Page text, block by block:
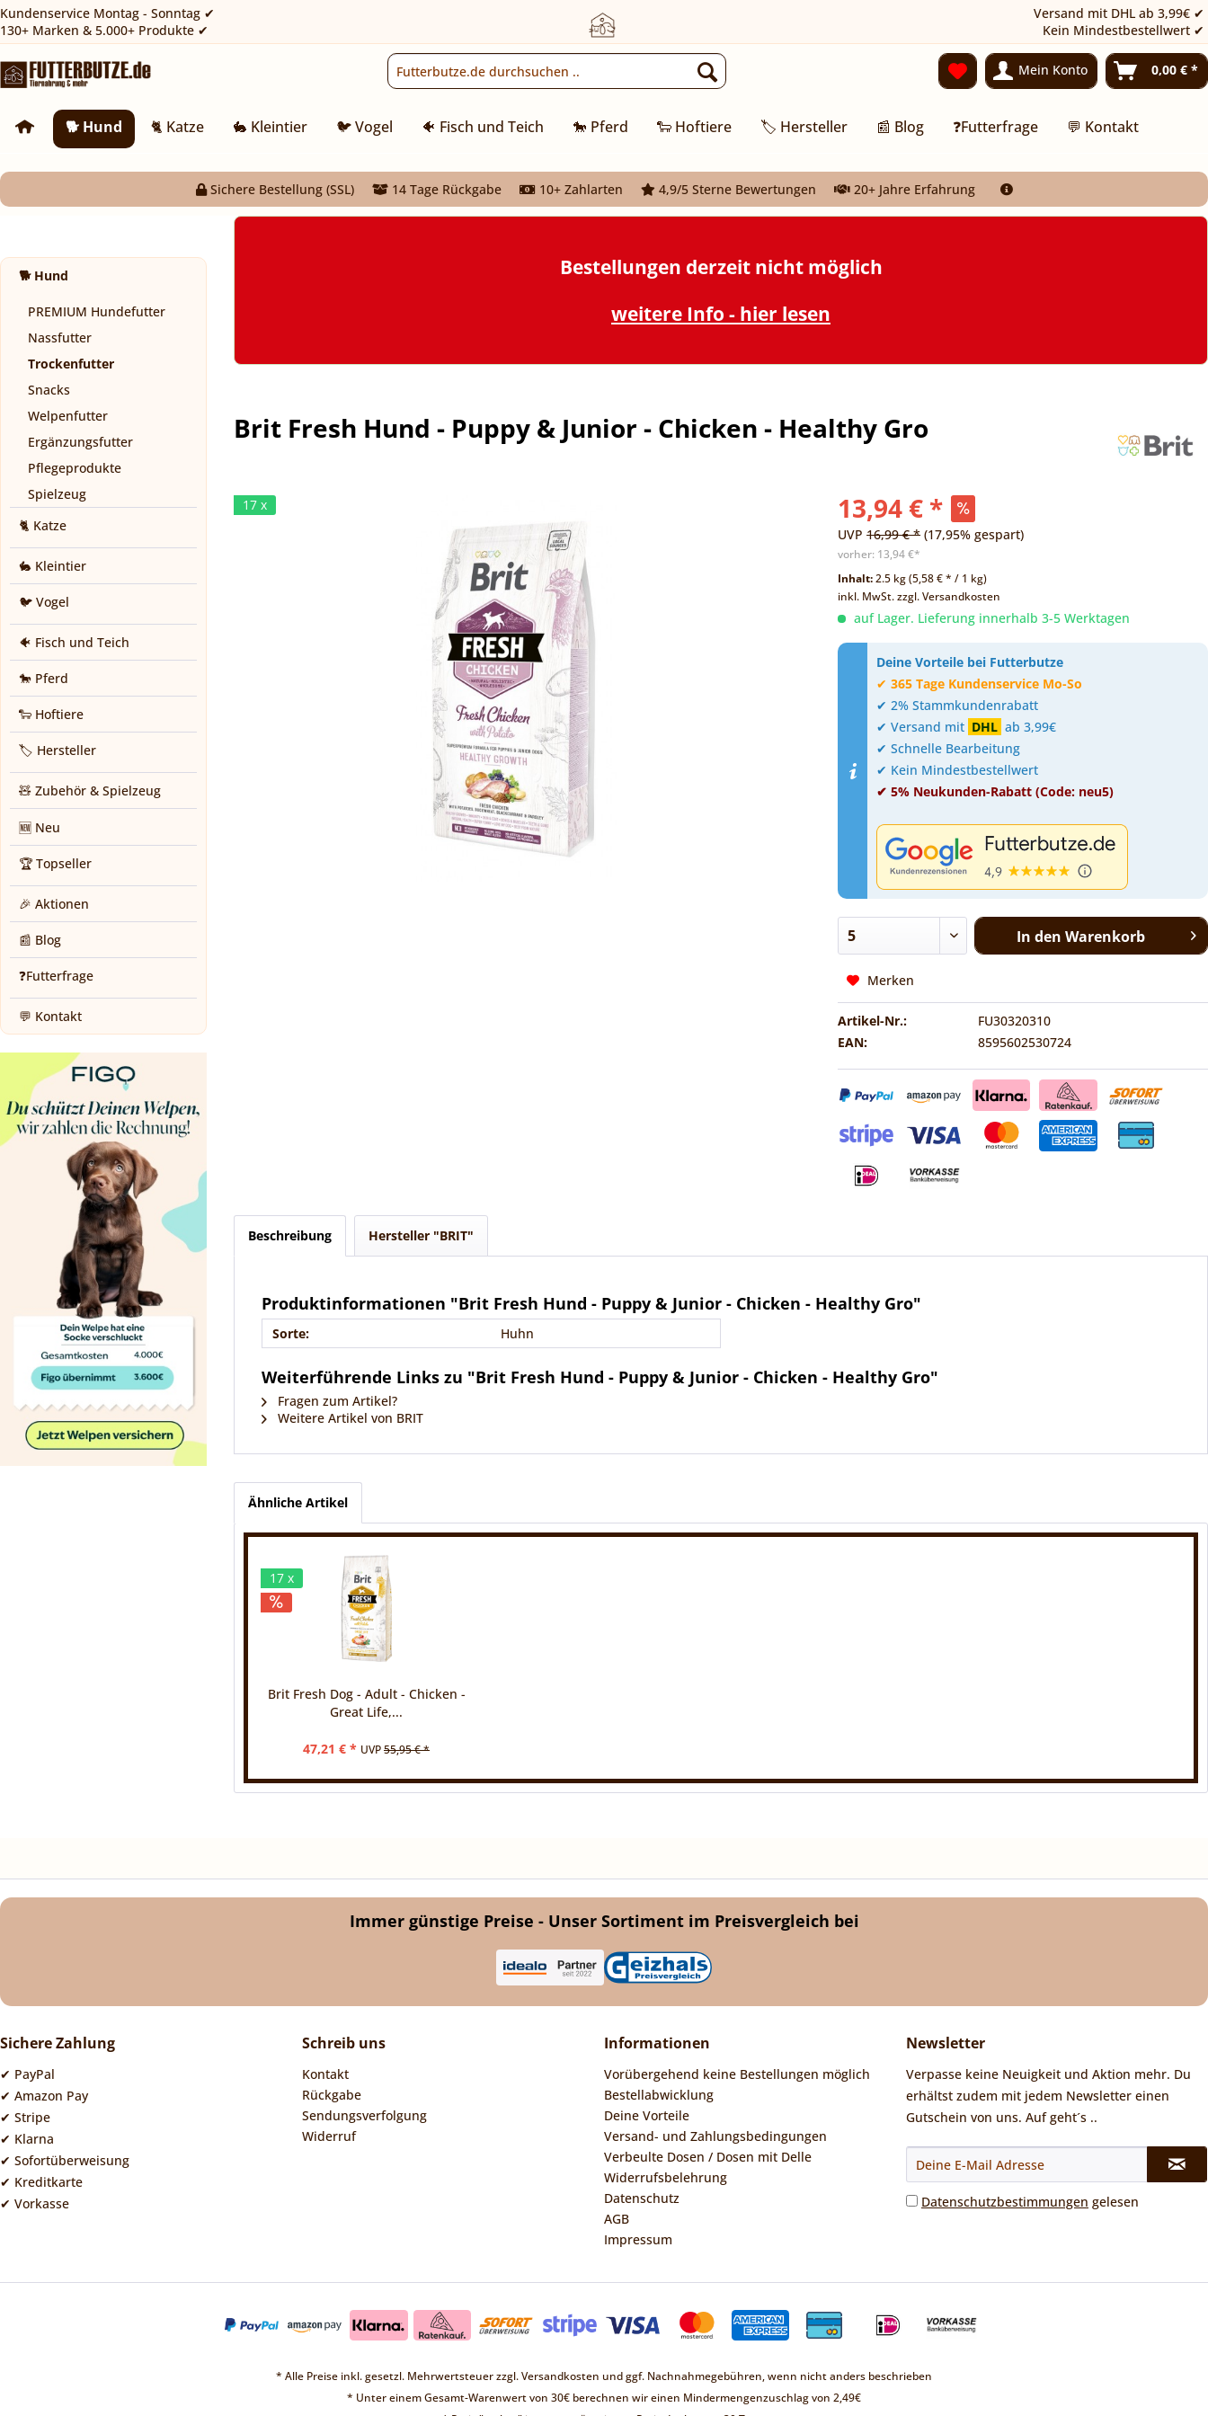
Kundenservice Montag - Sonntag ✔
130+ Marken & 5.000+ Produkte ✔
Versand mit DHL ab 3,99€ ✔
Kein Mindestbestellwert ✔
Mein Konto 0,00 € *
🐕 Hund 🐈 Katze 🐇 Kleintier 🐦 Vogel 🐠 Fisch und Teich 🐎 Pferd 🐑 Hoftiere 🏷️ Hersteller 📰 Blog ❓Futterfrage 💬 Kontakt
Sichere Bestellung (SSL) 14 Tage Rückgabe 10+ Zahlarten 4,9/5 Sterne Bewertungen 20+ Jahre Erfahrung
🐕 Hund
PREMIUM Hundefutter
Nassfutter
Trockenfutter
Snacks
Welpenfutter
Ergänzungsfutter
Pflegeprodukte
Spielzeug
🐈 Katze
🐇 Kleintier
🐦 Vogel
🐠 Fisch und Teich
🐎 Pferd
🐑 Hoftiere
🏷️ Hersteller
🧸 Zubehör & Spielzeug
🆕 Neu
🏆 Topseller
🎉 Aktionen
📰 Blog
❓Futterfrage
💬 Kontakt
Bestellungen derzeit nicht möglich
weitere Info - hier lesen
Brit Fresh Hund - Puppy & Junior - Chicken - Healthy Gro
17 x 13,94 € *
UVP16,99 € * (17,95% gespart)
vorher: 13,94 €*
Inhalt:2.5 kg (5,58 € * / 1 kg)
inkl. MwSt.zzgl. Versandkosten
auf Lager. Lieferung innerhalb 3-5 Werktagen
Deine Vorteile bei Futterbutze
✔365 Tage Kundenservice Mo-So
✔ 2% Stammkundenrabatt
✔ Versand mit DHL ab 3,99€
✔ Schnelle Bearbeitung
✔ Kein Mindestbestellwert
✔ 5% Neukunden-Rabatt (Code: neu5)
In den Warenkorb
Merken
Artikel-Nr.:
FU30320310
EAN:
8595602530724
Beschreibung Hersteller "BRIT"
Produktinformationen "Brit Fresh Hund - Puppy & Junior - Chicken - Healthy Gro"
Sorte: Huhn
Weiterführende Links zu "Brit Fresh Hund - Puppy & Junior - Chicken - Healthy Gro"
Fragen zum Artikel?
Weitere Artikel von BRIT
Ähnliche Artikel
17 x
Brit Fresh Dog - Adult - Chicken -
Great Life,...
47,21 € * UVP55,95 € *
Immer günstige Preise - Unser Sortiment im Preisvergleich bei
Sichere Zahlung
✔ PayPal
✔ Amazon Pay
✔ Stripe
✔ Klarna
✔ Sofortüberweisung
✔ Kreditkarte
✔ Vorkasse
Schreib uns
Kontakt
Rückgabe
Sendungsverfolgung
Widerruf
Informationen
Vorübergehend keine Bestellungen möglich
Bestellabwicklung
Deine Vorteile
Versand- und Zahlungsbedingungen
Verbeulte Dosen / Dosen mit Delle
Widerrufsbelehrung
Datenschutz
AGB
Impressum
Newsletter
Verpasse keine Neuigkeit und Aktion mehr. Du
erhältst zudem mit jedem Newsletter einen
Gutschein von uns. Auf geht´s ..
Datenschutzbestimmungen gelesen
* Alle Preise inkl. gesetzl. Mehrwertsteuer zzgl.Versandkosten und ggf. Nachnahmegebühren, wenn nicht anders beschrieben
* Unter einem Gesamt-Warenwert von 30€ berechnen wir einen Mindermengenzuschlag von 2,49€